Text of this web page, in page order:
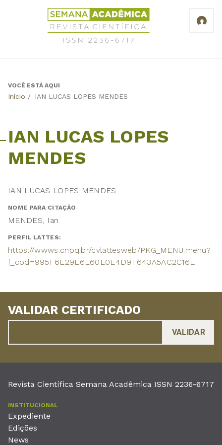
Revista
Científica
Semana
6717
Back
VOCÊ ESTÁ AQUI
Início / IAN LUCAS LOPES MENDES
IAN LUCAS LOPES
MENDES
IAN LUCAS LOPES MENDES
NOME PARA CITAÇÃO
MENDES, Ian
PERFIL LATTES:
https://wwws.cnpq.br/cvlattesweb/PKG_MENU.menu?
f_cod=995F6E29E6E60E0E4D9F643A5AC2C16E
VALIDAR CERTIFICADO
Revista Científica Semana Acadêmica ISSN 2236-6717
INSTITUCIONAL
Expediente
Edições
News